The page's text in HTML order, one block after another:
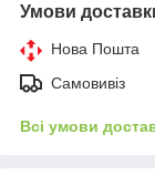
Умови
Нова Пошта
Самовивіз
Всі умови